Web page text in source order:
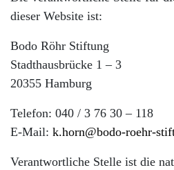
dieser Website ist:
Bodo Röhr Stiftung
Stadthausbrücke 1 – 3
20355 Hamburg
Telefon: 040 / 3 76 30 – 118
E-Mail: k.horn@bodo-roehr-
Verantwortliche Stelle ist die